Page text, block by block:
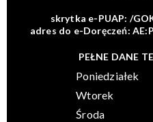
skrytka e-PUAP: /
adres do e-Doręczeń:
PEŁNE DANE
Poniedziałek
Wtorek
Środa